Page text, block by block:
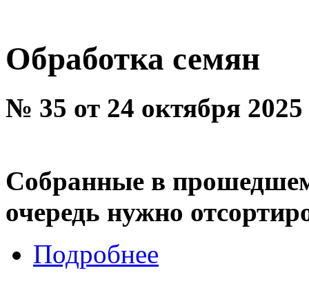
Обработка семян
№ 35 от 24 октября
Собранные в
очередь нужно
Подробнее